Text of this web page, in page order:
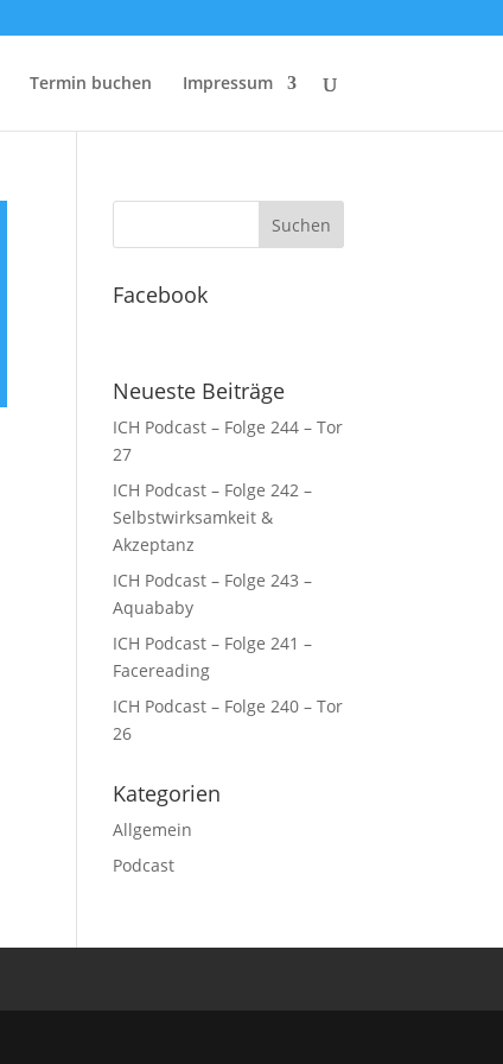
Termin buchen Impressum
Facebook
Neueste Beiträge
ICH Podcast – Folge 244 – Tor
27
ICH Podcast – Folge 242 –
Selbstwirksamkeit &
Akzeptanz
ICH Podcast – Folge 243 –
Aquababy
ICH Podcast – Folge 241 –
Facereading
ICH Podcast – Folge 240 – Tor
26
Kategorien
Allgemein
Podcast